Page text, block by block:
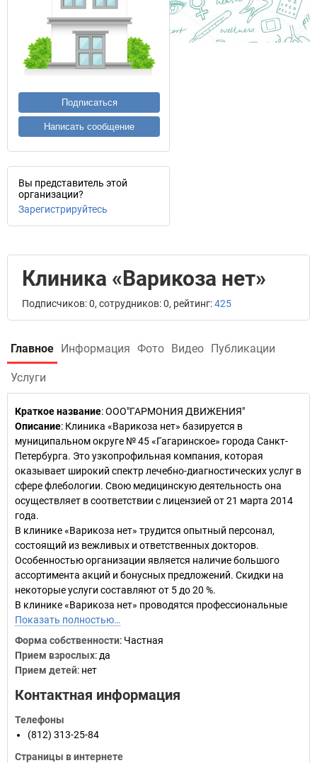
Подписаться
Написать сообщение
Вы представитель этой
организации?
Зарегистрируйтесь
Клиника «Варикоза нет»
Подписчиков: 0, сотрудников: 0, рейтинг:425
Главное Информация Фото Видео Публикации
Услуги
Краткое название:ООО"ГАРМОНИЯ ДВИЖЕНИЯ"
Описание: Клиника «Варикоза нет» базируется в
муниципальном округе № 45 «Гагаринское» города Санкт-
Петербурга. Это узкопрофильная компания, которая
оказывает широкий спектр лечебно-диагностических услуг в
сфере флебологии. Свою медицинскую деятельность она
осуществляет в соответствии с лицензией от 21 марта 2014
года.
В клинике «Варикоза нет» трудится опытный персонал,
состоящий из вежливых и ответственных докторов.
Особенностью организации является наличие большого
ассортимента акций и бонусных предложений. Скидки на
некоторые услуги составляют от 5 до 20 %.
В клинике «Варикоза нет» проводятся профессиональные
Показать полностью…
Форма собственности: Частная
Прием взрослых: да
Прием детей: нет
Контактная информация
Телефоны
(812) 313-25-84
Страницы в интернете